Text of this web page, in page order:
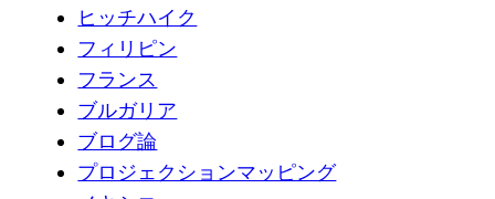
ヒッチハイク
フィリピン
フランス
ブルガリア
ブログ論
プロジェクションマッピング